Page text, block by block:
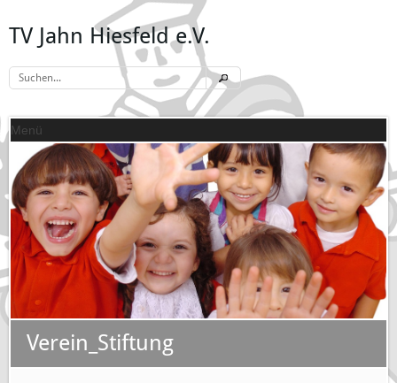
TV Jahn Hiesfeld e.V.
Menü
Verein_Stiftung